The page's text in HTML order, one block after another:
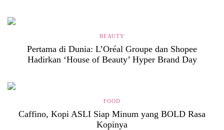
BEAUTY
Pertama di Dunia: L’Oréal Groupe dan Shopee
Hadirkan ‘House of Beauty’ Hyper Brand Day
FOOD
Caffino, Kopi ASLI Siap Minum yang BOLD Rasa
Kopinya